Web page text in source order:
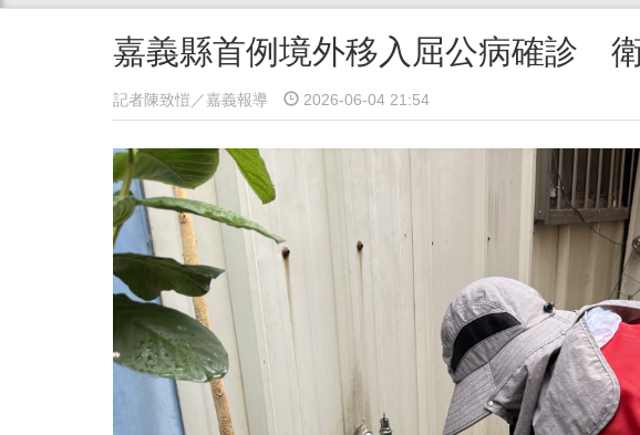
嘉義縣首例境外移入屈公病確診
記者陳致愷／嘉義報導 2026-06-04 21:54